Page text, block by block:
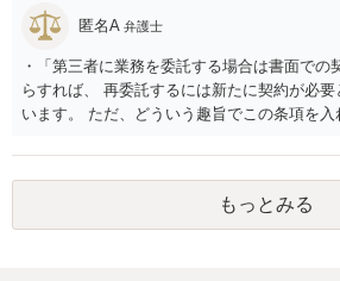
匿名A 弁護士
・「第三者に業務を委託する場合は書面での
らすれば、 再委託するには新たに契約が必
います。 ただ、どういう趣旨でこの条項を
く目にします。 あえて契約変更という手続
と、守秘条項との関係なのかもしれませんが
条件（代金）の下方修正を考えてのものなの
す。
もっとみる